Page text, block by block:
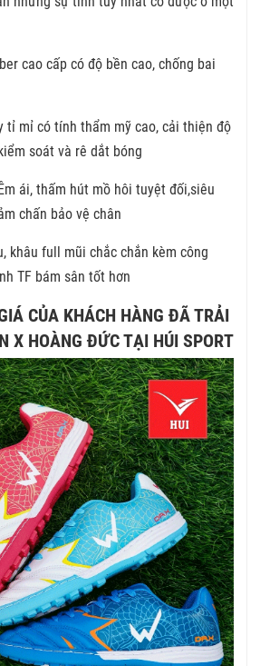
cao cấp có độ bền cao, chống bai
tỉ mỉ có tính thẩm mỹ cao, cải thiện độ
soát và rê dắt bóng
ái, thấm hút mồ hôi tuyệt đối,siêu
chấn bảo vệ chân
khâu full mũi chắc chắn kèm công
TF bám sân tốt hơn
CỦA KHÁCH HÀNG ĐÃ TRẢI
X HOÀNG ĐỨC TẠI HÚI SPORT